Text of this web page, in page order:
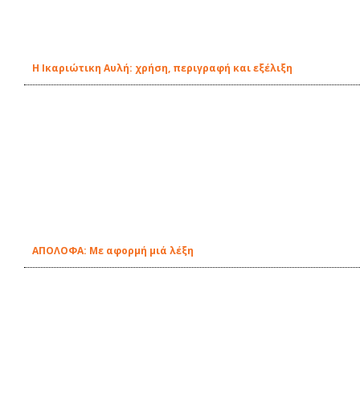
Η Ικαριώτικη Αυλή: χρήση, περιγραφή και εξέλιξη
ΑΠΟΛΟΦΑ: Με αφορμή μιά λέξη